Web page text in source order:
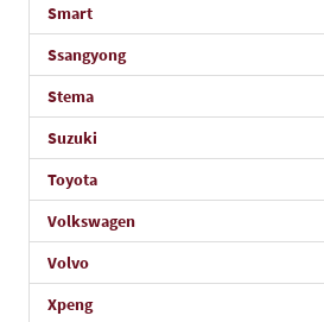
Smart
Ssangyong
Stema
Suzuki
Toyota
Volkswagen
Volvo
Xpeng